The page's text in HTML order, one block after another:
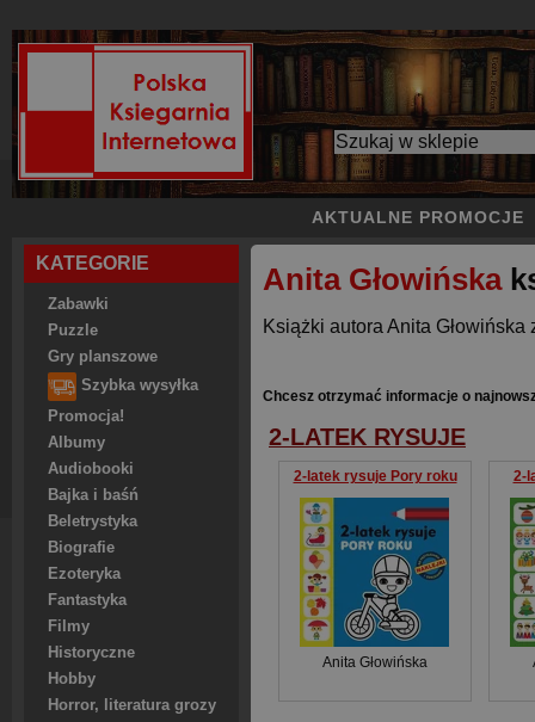
AKTUALNE PROMOCJE
KATEGORIE
Zabawki
Puzzle
Gry planszowe
Szybka wysyłka
Promocja!
Albumy
Audiobooki
Bajka i baśń
Beletrystyka
Biografie
Ezoteryka
Fantastyka
Filmy
Historyczne
Hobby
Horror, literatura grozy
Anita Głowińska
Książki autora Anita Głowińska
Chcesz otrzymać informacje o
2-LATEK RYSUJE
2-latek rysuje Pory roku
Anita Głowińska
2-